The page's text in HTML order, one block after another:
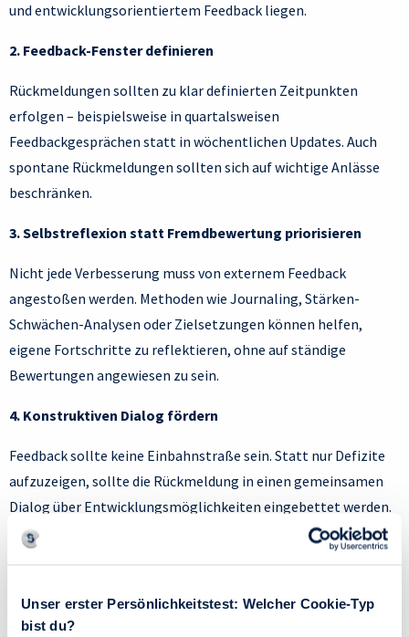
Unser erster Persönlichkeitstest: Welcher Cookie-Typ
bist du?
und entwicklungsorientiertem Feedback liegen.
2. Feedback-Fenster definieren
Rückmeldungen sollten zu klar definierten Zeitpunkten
erfolgen – beispielsweise in quartalsweisen
Feedbackgesprächen statt in wöchentlichen Updates. Auch
spontane Rückmeldungen sollten sich auf wichtige Anlässe
beschränken.
3. Selbstreflexion statt Fremdbewertung priorisieren
Nicht jede Verbesserung muss von externem Feedback
angestoßen werden. Methoden wie Journaling, Stärken-
Schwächen-Analysen oder Zielsetzungen können helfen,
eigene Fortschritte zu reflektieren, ohne auf ständige
Bewertungen angewiesen zu sein.
4. Konstruktiven Dialog fördern
Feedback sollte keine Einbahnstraße sein. Statt nur Defizite
aufzuzeigen, sollte die Rückmeldung in einen gemeinsamen
Dialog über Entwicklungsmöglichkeiten eingebettet werden.
Ein Feedback-Coaching kann helfen, eine Kultur der
5. Digitale Feedback-Systeme bewusst einsetzen